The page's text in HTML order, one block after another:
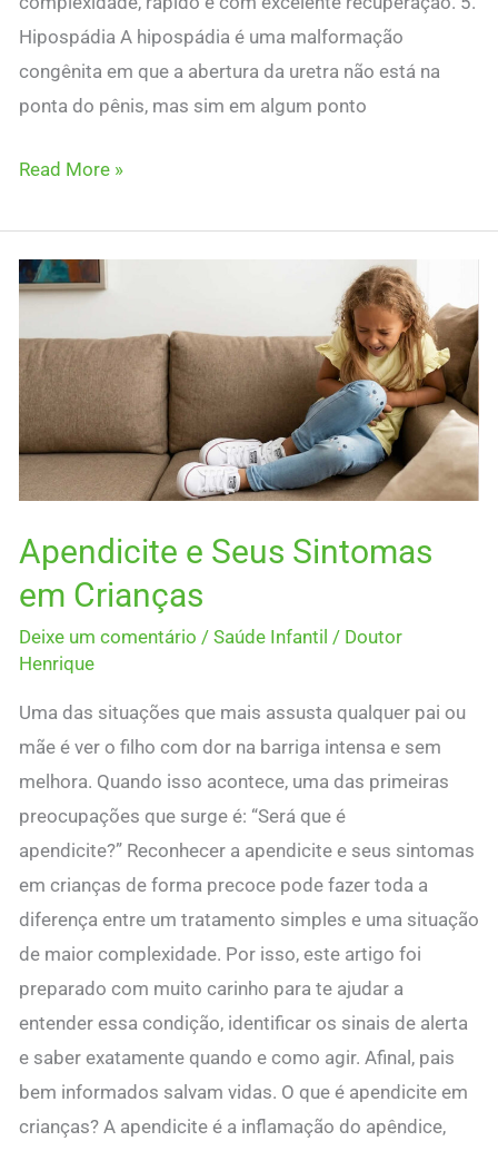
Hipospádia A hipospádia é uma malformação
congênita em que a abertura da uretra não está na
ponta do pênis, mas sim em algum ponto
Read More »
Apendicite e Seus Sintomas
em Crianças
Deixe um comentário / Saúde Infantil / Doutor
Henrique
Uma das situações que mais assusta qualquer pai ou
mãe é ver o filho com dor na barriga intensa e sem
melhora. Quando isso acontece, uma das primeiras
preocupações que surge é: “Será que é
apendicite?” Reconhecer a apendicite e seus sintomas
em crianças de forma precoce pode fazer toda a
diferença entre um tratamento simples e uma situação
de maior complexidade. Por isso, este artigo foi
preparado com muito carinho para te ajudar a
entender essa condição, identificar os sinais de alerta
e saber exatamente quando e como agir. Afinal, pais
bem informados salvam vidas. O que é apendicite em
crianças? A apendicite é a inflamação do apêndice,
Apendicite
Seus
Sintomas
em
Crianças